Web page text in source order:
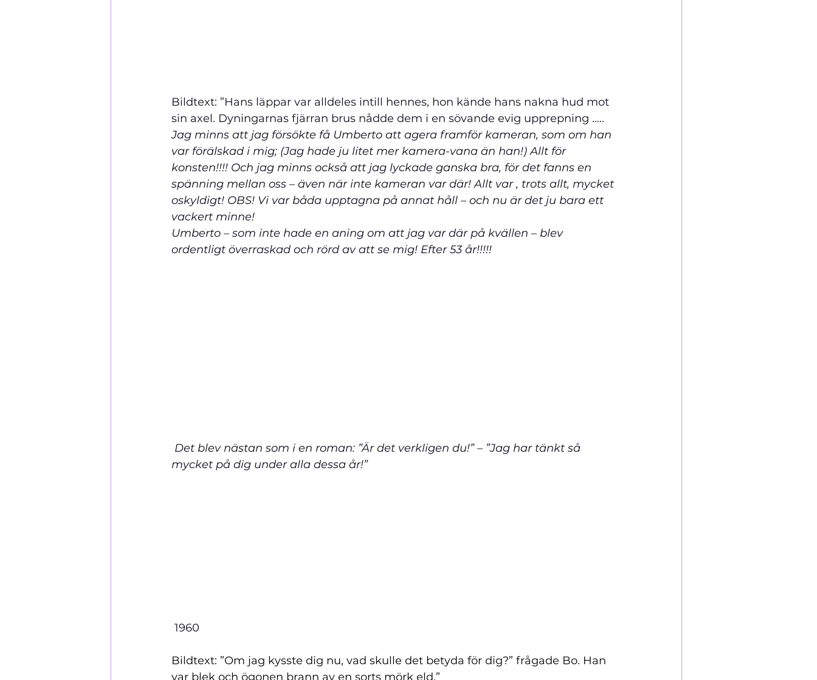
Bildtext: ”Hans läppar var alldeles intill hennes, hon kände hans nakna hud mot
sin axel. Dyningarnas fjärran brus nådde dem i en sövande evig upprepning …..
Jag minns att jag försökte få Umberto att agera framför kameran, som om han
var förälskad i mig; (Jag hade ju litet mer kamera-vana än han!) Allt för
konsten!!!! Och jag minns också att jag lyckade ganska bra, för det fanns en
spänning mellan oss – även när inte kameran var där! Allt var , trots allt, mycket
oskyldigt! OBS! Vi var båda upptagna på annat håll – och nu är det ju bara ett
vackert minne!
Umberto – som inte hade en aning om att jag var där på kvällen – blev
ordentligt överraskad och rörd av att se mig! Efter 53 år!!!!!
mycket på dig under alla dessa år!”
1960
Bildtext: ”Om jag kysste dig nu, vad skulle det betyda för dig?” frågade Bo. Han
var blek och ögonen brann av en sorts mörk eld.”